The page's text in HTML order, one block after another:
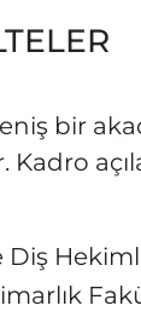
bir
Diş